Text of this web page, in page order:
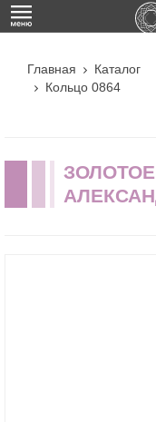
Главная
Каталог
Кольцо 0864